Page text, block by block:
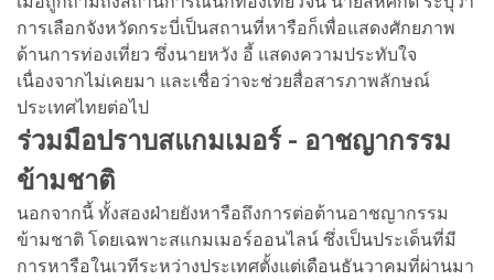
การเลือกจังหวัดกระบี่เป็นสถานที่หารือก็เพื่อแสดงศักยภาพ
ด้านการท่องเที่ยว ซึ่งนายหวัง อี้ แสดงความประทับใจ
เนื่องจากไม่เคยมา และเชื่อว่าจะช่วยสื่อสารภาพลักษณ์
ประเทศไทยต่อไป
ร่วมมือปราบสแกมเมอร์ - อาชญากรรม
ข้ามชาติ
นอกจากนี้ ทั้งสองฝ่ายยังหารือถึงการต่อต้านอาชญากรรม
ข้ามชาติ โดยเฉพาะสแกมเมอร์ออนไลน์ ซึ่งเป็นประเด็นที่มี
การหารือในเวทีระหว่างประเทศตั้งแต่เดือนธันวาคมที่ผ่านมา